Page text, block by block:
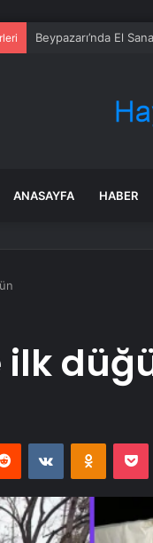
Beypazarı’nda El
ANASAYFA HABER
ilk
Reddit VKontakte